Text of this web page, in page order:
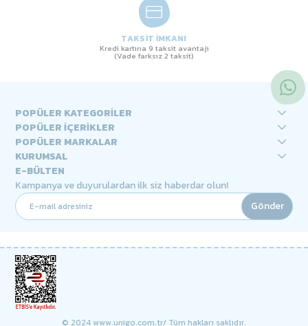
TAKSİT İMKANI
Kredi kartına 9 taksit avantajı
(Vade farksız 2 taksit)
POPÜLER KATEGORİLER
POPÜLER İÇERİKLER
POPÜLER MARKALAR
KURUMSAL
E-BÜLTEN
Kampanya ve duyurulardan ilk siz haberdar olun!
Gönder
© 2024 www.unigo.com.tr/ Tüm hakları saklıdır.